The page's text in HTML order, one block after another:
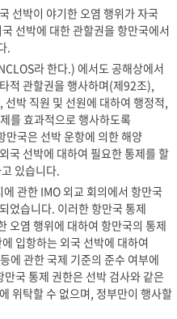
선박이 야기한 오염 행위가 자국
선박에 대한 관할권을 항만국에서
.
라 한다.) 에서도 공해상에서
적 관할권을 행사하며(제92조),
박 직원 및 선원에 대하여 행정적,
를 효과적으로 행사하도록
국은 선박 운항에 의한 해양
국 선박에 대하여 필요한 통제를 할
있습니다.
관한 IMO 외교 회의에서 항만국
었습니다. 이러한 항만국 통제
오염 행위에 대하여 항만국의 통제
입항하는 외국 선박에 대하여
에 관한 국제 기준의 준수 여부에
국 통제 권한은 선박 검사와 같은
위탁할 수 없으며, 정부만이 행사할